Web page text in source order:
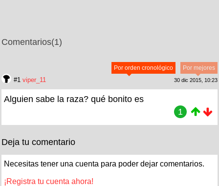
Comentarios(1)
Por mejores
Por orden cronológico
#1 viper_11 30 dic 2015, 10:23
Alguien sabe la raza? qué bonito es
1
Deja tu comentario
Necesitas tener una cuenta para poder dejar comentarios.
¡Registra tu cuenta ahora!